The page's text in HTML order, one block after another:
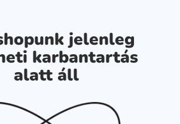
jelenleg
karbantartás
alatt áll